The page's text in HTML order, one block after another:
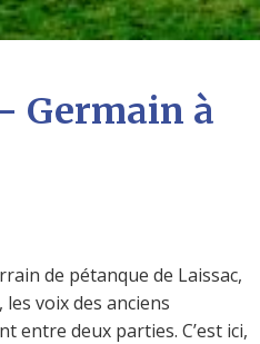
Germain à
de pétanque de Laissac,
voix des anciens
entre deux parties. C’est ici,